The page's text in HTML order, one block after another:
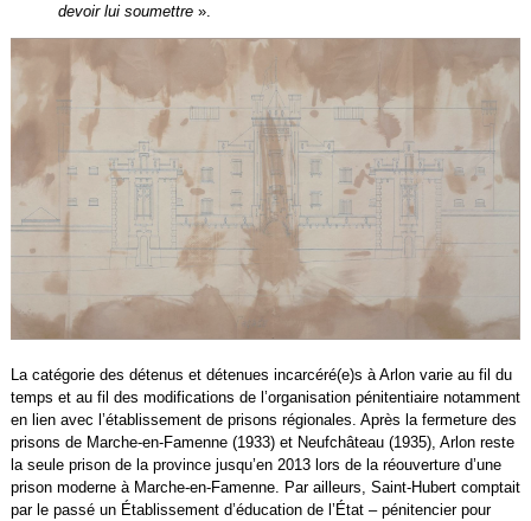
devoir lui soumettre».
La catégorie des détenus et détenues incarcéré(e)s à Arlon varie au fil du
temps et au fil des modifications de l’organisation pénitentiaire notamment
en lien avec l’établissement de prisons régionales. Après la fermeture des
prisons de Marche-en-Famenne (1933) et Neufchâteau (1935), Arlon reste
la seule prison de la province jusqu’en 2013 lors de la réouverture d’une
prison moderne à Marche-en-Famenne. Par ailleurs, Saint-Hubert comptait
par le passé un Établissement d’éducation de l’État – pénitencier pour